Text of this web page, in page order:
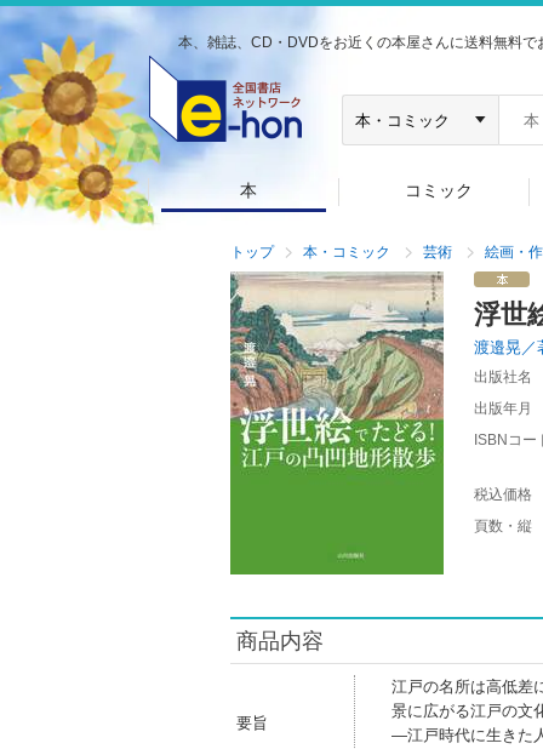
本、雑誌、CD・DVDをお近くの本屋さんに送料無料で
本 コミック
トップ 本・コミック 芸術 絵画・
浮世
渡邉晃／
出版社名
出版年月
ISBNコー
税込価格
頁数・縦
商品内容
要旨
江戸の名所は高低差
景に広がる江戸の文
―江戸時代に生きた